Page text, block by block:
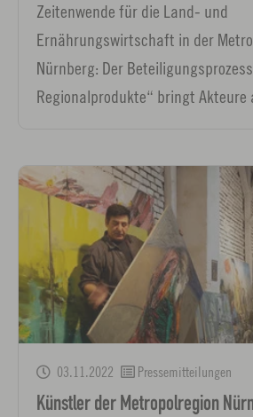
Zeitenwende für die Land- und
Ernährungswirtschaft in der
Nürnberg: Der
Regionalprodukte“ bringt
03.11.2022 Pressemitteilungen
Künstler der Metropolregion